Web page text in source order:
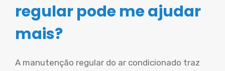
regular pode me ajudar
mais?
A manutenção regular do ar condicionado traz